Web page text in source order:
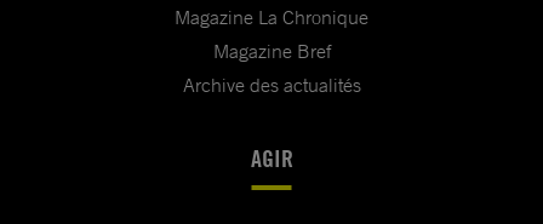
Magazine La Chronique
Magazine Bref
Archive des actualités
AGIR